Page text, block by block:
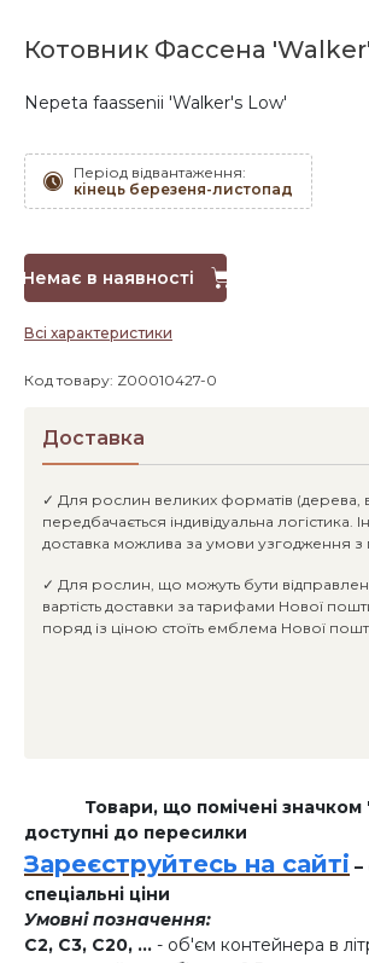
Котовник Фассена
Nepeta faassenii 'Walker's Low'
Період відвантаження:
кінець березеня-листопад
Немає в наявності
Всі характеристики
Код товару: Z00010427-0
Доставка
✓ Для рослин великих форматів (дерева,
передбачається індивідуальна логістика.
доставка можлива за умови узгодження з
✓ Для рослин, що можуть бути
вартість доставки за тарифами Нової
поряд із ціною стоїть емблема Нової
Товари, що помічені
доступні до пересилки
Зареєструйтесь на сайті –
спеціальні ціни
Умовні позначення:
C2, C3, C20, ... - об'єм контейнера в